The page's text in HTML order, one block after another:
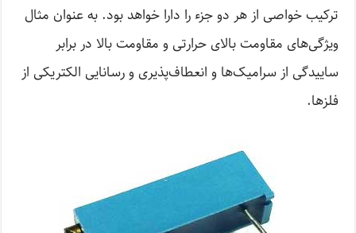
ترکیب خواصی از هر دو جزء را دارا خواهد بود. به عنوان مثال
ویژگی‌های مقاومت بالای حرارتی و مقاومت بالا در برابر
ساییدگی از سرامیک‌ها و انعطاف‌پذیری و رسانایی الکتریکی از
فلز‌ها.